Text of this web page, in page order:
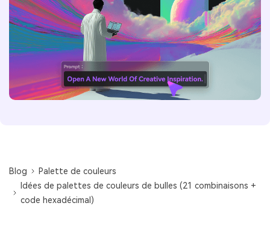
Blog
Palette de couleurs
Idées de palettes de couleurs de bulles (21 combinaisons +
code hexadécimal)